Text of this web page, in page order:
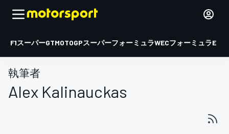
F1スーパーGTMOTOGPスーパーフォーミュラWECフォーミュラE
執筆者
Alex Kalinauckas